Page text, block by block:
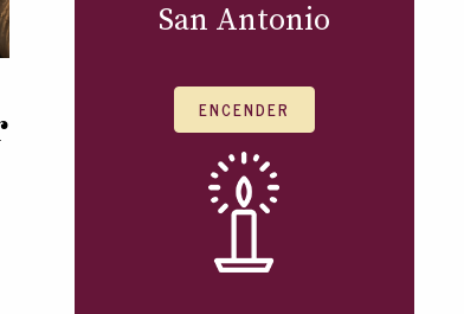
San Antonio
ENCENDER